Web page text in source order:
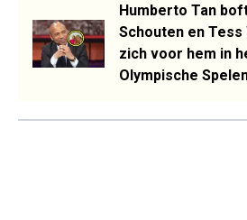
Humberto Tan
Schouten en
zich voor hem in
Olympische